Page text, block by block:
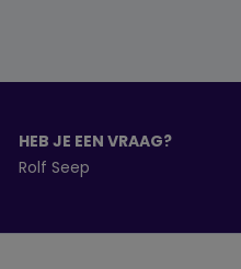
HEB JE EEN VRAAG?
Rolf Seep